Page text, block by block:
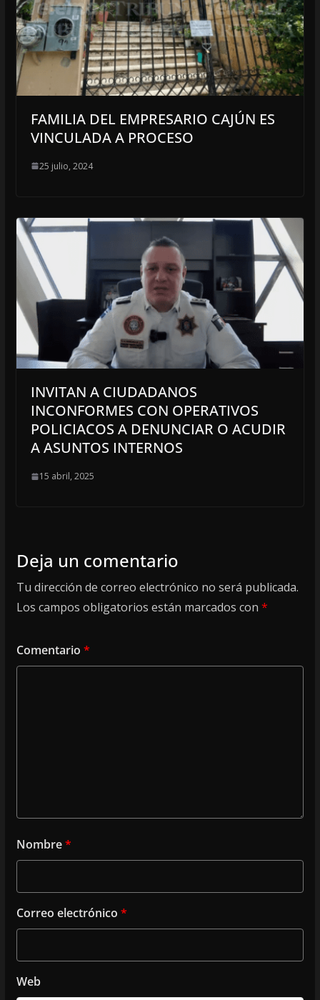
FAMILIA DEL EMPRESARIO CAJÚN ES
VINCULADA A PROCESO
25 julio, 2024
INVITAN A CIUDADANOS
INCONFORMES CON OPERATIVOS
POLICIACOS A DENUNCIAR O ACUDIR
A ASUNTOS INTERNOS
15 abril, 2025
Deja un comentario
Tu dirección de correo electrónico no será publicada.
Los campos obligatorios están marcados con *
Comentario *
Nombre*
Correo electrónico *
Web